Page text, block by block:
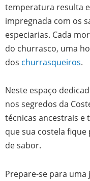
temperatura resulta
impregnada com os
especiarias. Cada
do churrasco, uma
dos churrasqueiros.
Neste espaço
nos segredos da
técnicas ancestrais
que sua costela
de sabor.
Prepare-se para